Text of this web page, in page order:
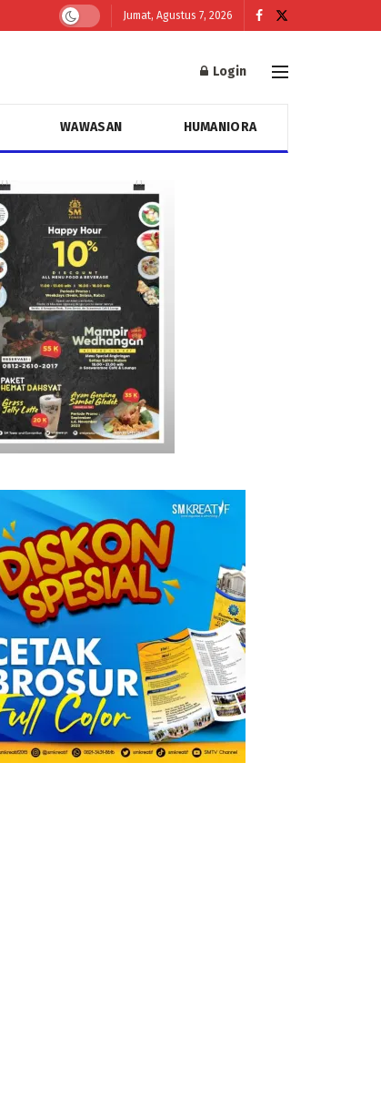
Jumat, Agustus 7, 2026
Login
WAWASAN HUMANIORA